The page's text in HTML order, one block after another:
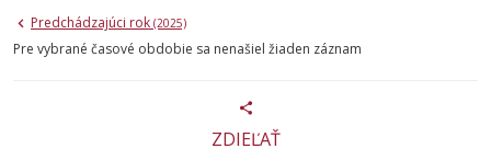
Predchádzajúci rok (2025)
Pre vybrané časové obdobie sa nenašiel žiaden záznam
ZDIEĽAŤ